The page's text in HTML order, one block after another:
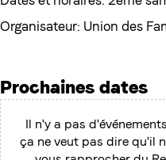
Organisateur: Union des
Prochaines dates
Il n'y a pas
ça ne veut pas dire qu'il